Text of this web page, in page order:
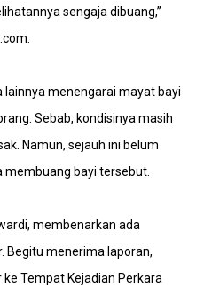
sengaja dibuang,’’
menengarai mayat bayi
Sebab, kondisinya masih
Namun, sejauh ini belum
membuang bayi tersebut.
membenarkan ada
Begitu menerima laporan,
Tempat Kejadian Perkara